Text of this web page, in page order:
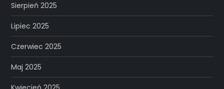
Sierpień 2025
Lipiec 2025
Czerwiec 2025
Maj 2025